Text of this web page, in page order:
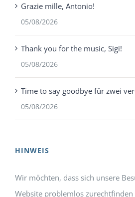
Grazie mille, Antonio!
05/08/2026
Thank you for the music, Sigi!
05/08/2026
Time to say goodbye für zwei
05/08/2026
HINWEIS
Wir möchten, dass sich unsere
Website problemlos zurechtfinden